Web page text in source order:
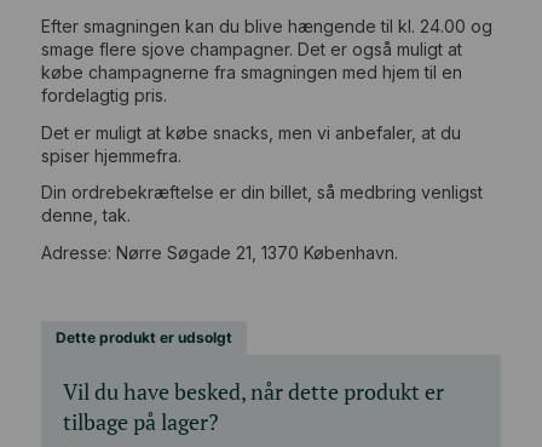
Efter smagningen kan du blive hængende til kl. 24.00 og
smage flere sjove champagner. Det er også muligt at
købe champagnerne fra smagningen med hjem til en
fordelagtig pris.
Det er muligt at købe snacks, men vi anbefaler, at du
spiser hjemmefra.
Din ordrebekræftelse er din billet, så medbring venligst
denne, tak.
Adresse: Nørre Søgade 21, 1370 København.
Dette produkt er udsolgt
Vil du have besked, når dette produkt er
tilbage på lager?